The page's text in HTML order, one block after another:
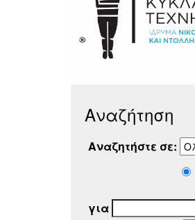
Αναζήτηση
Αναζητήστε σε:
για